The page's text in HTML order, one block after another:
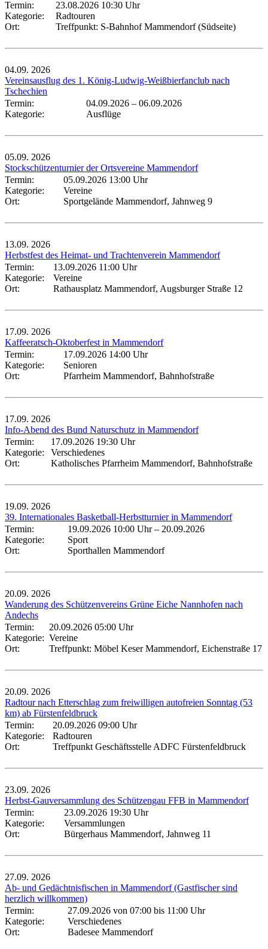
Termin:
23.08.2026 10:30 Uhr
Kategorie:
Radtouren
Ort:
Treffpunkt: S-Bahnhof Mammendorf (Südseite)
04.09. 2026
Vereinsausflug des 1. König-Ludwig-Weißbierfanclub nach
Tschechien
Termin:
04.09.2026 – 06.09.2026
Kategorie:
Ausflüge
05.09. 2026
Stockschützenturnier der Ortsvereine Mammendorf
Termin:
05.09.2026 13:00 Uhr
Kategorie:
Vereine
Ort:
Sportgelände Mammendorf, Jahnweg 9
13.09. 2026
Herbstfest des Heimat- und Trachtenverein Mammendorf
Termin:
13.09.2026 11:00 Uhr
Kategorie:
Vereine
Ort:
Rathausplatz Mammendorf, Augsburger Straße 12
17.09. 2026
Kaffeeratsch-Oktoberfest in Mammendorf
Termin:
17.09.2026 14:00 Uhr
Kategorie:
Senioren
Ort:
Pfarrheim Mammendorf, Bahnhofstraße
17.09. 2026
Info-Abend des Bund Naturschutz in Mammendorf
Termin:
17.09.2026 19:30 Uhr
Kategorie:
Verschiedenes
Ort:
Katholisches Pfarrheim Mammendorf, Bahnhofstraße
19.09. 2026
39. Internationales Basketball-Herbstturnier in Mammendorf
Termin:
19.09.2026 10:00 Uhr– 20.09.2026
Kategorie:
Sport
Ort:
Sporthallen Mammendorf
20.09. 2026
Wanderung des Schützenvereins Grüne Eiche Nannhofen nach
Andechs
Termin:
20.09.2026 05:00 Uhr
Kategorie: Vereine
Ort:
Treffpunkt: Möbel Keser Mammendorf, Eichenstraße 17
20.09. 2026
Radtour nach Etterschlag zum freiwilligen autofreien Sonntag (53
km) ab Fürstenfeldbruck
Termin:
20.09.2026 09:00 Uhr
Kategorie:
Radtouren
Ort:
Treffpunkt Geschäftsstelle ADFC Fürstenfeldbruck
23.09. 2026
Herbst-Gauversammlung des Schützengau FFB in Mammendorf
Termin:
23.09.2026 19:30 Uhr
Kategorie:
Versammlungen
Ort:
Bürgerhaus Mammendorf, Jahnweg 11
27.09. 2026
Ab- und Gedächtnisfischen in Mammendorf (Gastfischer sind
herzlich willkommen)
Termin:
27.09.2026 von 07:00 bis 11:00 Uhr
Kategorie:
Verschiedenes
Ort:
Badesee Mammendorf